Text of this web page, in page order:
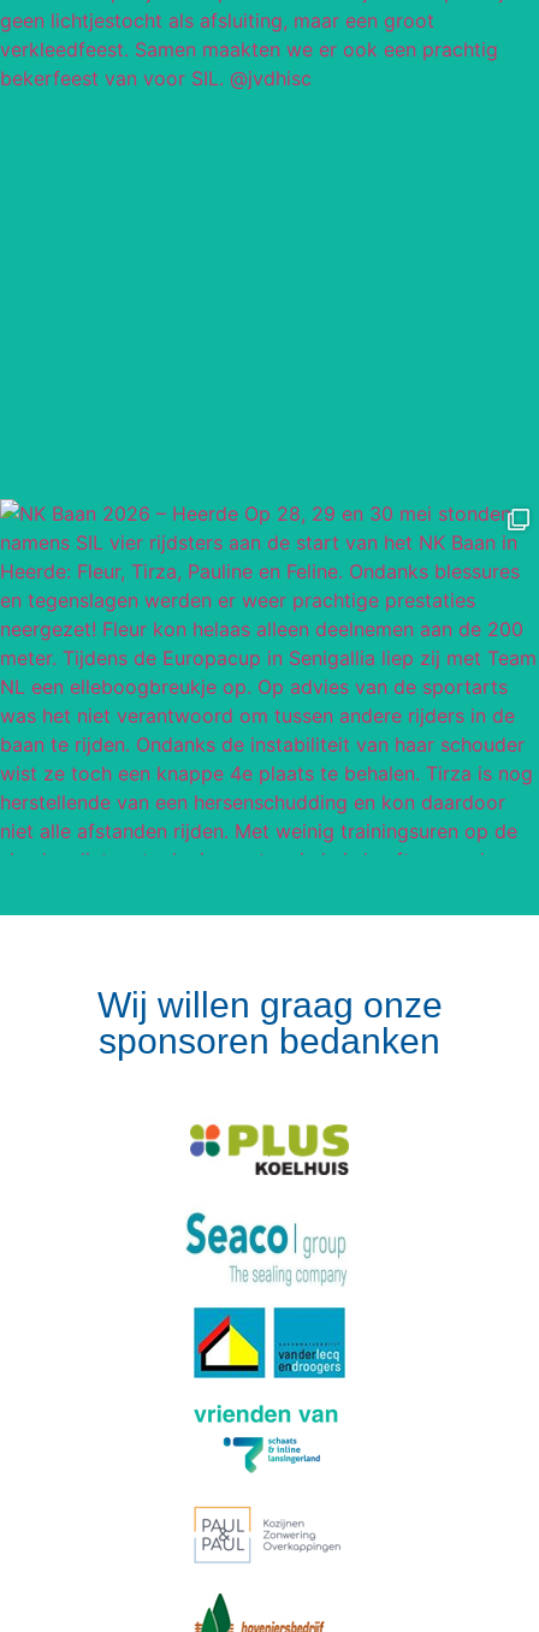
Wij willen graag onze
sponsoren bedanken